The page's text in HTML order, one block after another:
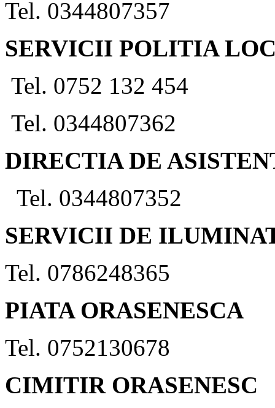
Tel. 0344807357
SERVICII POLITIA
Tel. 0752 132 454
Tel. 0344807362
DIRECTIA DE
Tel. 0344807352
SERVICII DE
Tel. 0786248365
PIATA ORASENESCA
Tel. 0752130678
CIMITIR ORASENESC